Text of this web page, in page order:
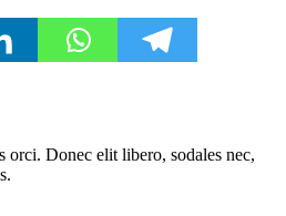
orci. Donec elit libero, sodales nec,